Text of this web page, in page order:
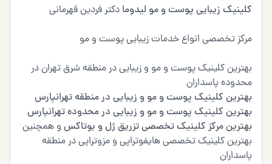
کلینیک زیبایی پوست و مو لیدوما دکتر فردین قهرمانی
مرکز تخصصی انواع خدمات زیبایی پوست و مو
بهترین کلینیک پوست و مو و زیبایی در منطقه شرق تهران در
محدوده پاسداران
بهترین کلینیک پوست و مو و زیبایی در منطقه تهرانپارس
بهترین کلینیک پوست و مو و زیبایی در محدوده تهرانپارس
بهترین مرکز کلینیک تخصصی تزریق ژل و بوتاکس و همچنین
بهترین کلینیک تخصصی هایفوتراپی و مزوتراپی در منطقه
پاسداران